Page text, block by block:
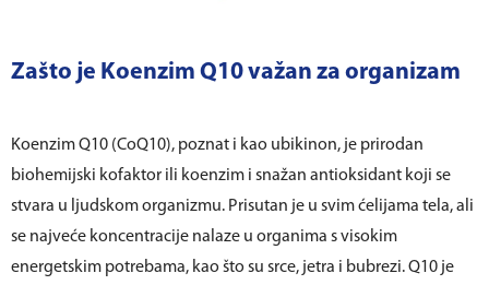
Zašto je Koenzim Q10 važan za organizam
Koenzim Q10 (CoQ10), poznat i kao ubikinon, je prirodan
biohemijski kofaktor ili koenzim i snažan antioksidant koji se
stvara u ljudskom organizmu. Prisutan je u svim ćelijama tela, ali
se najveće koncentracije nalaze u organima s visokim
energetskim potrebama, kao što su srce, jetra i bubrezi. Q10 je